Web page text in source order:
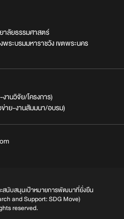
าลัยธรรมศาสตร์
พระบรมมหาราชวัง เขตพระนคร
นวิจัย/โครงการ)
าย-งานสัมมนา/อบรม)
สนับสนุนเป้าหมายการพัฒนาที่ยั่งยืน
and Support: SDG Move)
reserved.